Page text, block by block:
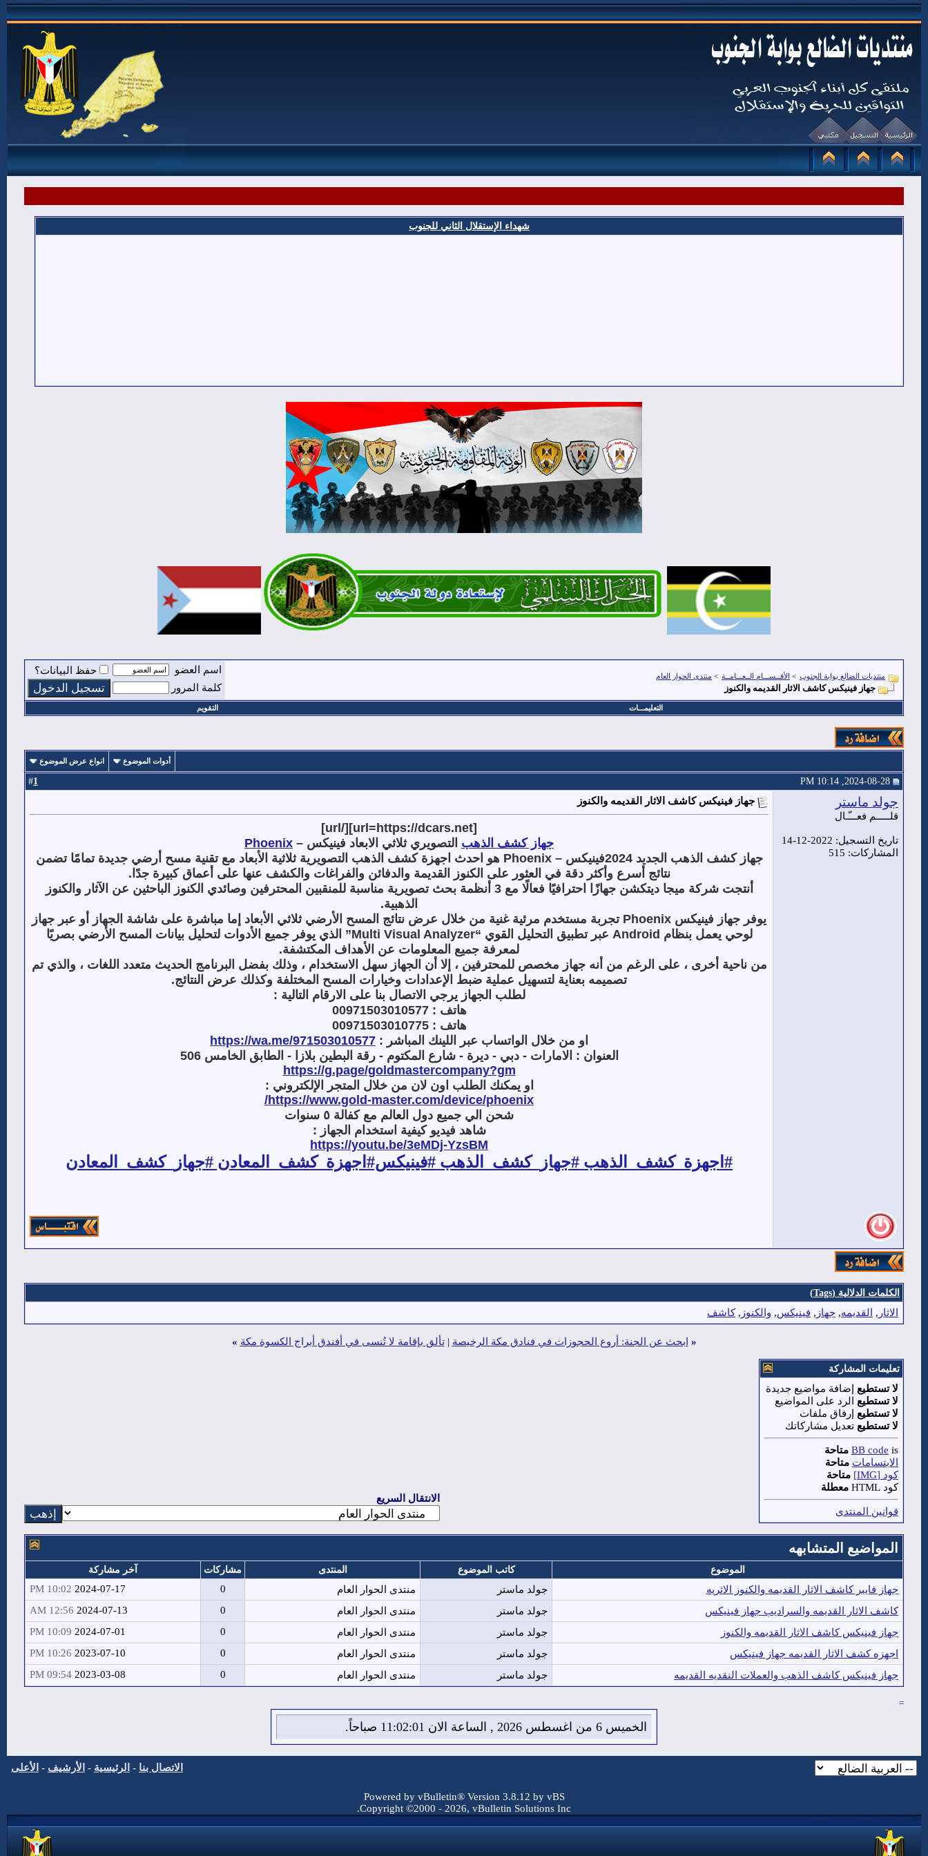
شهداء الإستقلال الثاني للجنوب
منتديات الضالع بوابة الجنوب > الأقــســـام الــعـــامــة > منتدى الحوار العام
جهاز فينيكس كاشف الاثار القديمه والكنوز
اسم العضو
حفظ البيانات؟
كلمة المرور
التعليمـــات التقويم
أدوات الموضوع انواع عرض الموضوع
1
جولد ماستر
قلـــــم فعـــّـال
تاريخ التسجيل: 2022-12-14
المشاركات: 515
جهاز فينيكس كاشف الاثار القديمه والكنوز
[
url=https://dcars.net]
[/url
]
جهاز كشف الذهب التصويري ثلاثي الابعاد فينيكس –
Phoenix
جهاز كشف الذهب الجديد 2024فينيكس
– Phoenix
هو احدث اجهزة كشف الذهب التصويرية ثلاثية الأبعاد مع تقنية مسح أرضي جديدة تمامًا تضمن
نتائج أسرع وأكثر دقة في العثور على الكنوز القديمة والدفائن والفراغات والكشف عنها على أعماق كبيرة جدًا .
أنتجت شركة ميجا ديتكشن جهازًا احترافيًا فعالًا مع 3 أنظمة بحث تصويرية مناسبة للمنقبين المحترفين وصائدي الكنوز الباحثين عن الآثار والكنوز
الذهبية.
يوفر جهاز فينيكس
تجربة مستخدم مرئية غنية من خلال عرض نتائج المسح الأرضي ثلاثي الأبعاد إما مباشرة على شاشة الجهاز أو عبر جهاز
لوحي يعمل بنظام
عبر تطبيق التحليل القوي “Multi Visual Analyzer”
الذي يوفر جميع الأدوات لتحليل بيانات المسح الأرضي بصريًا
لمعرفة جميع المعلومات عن الأهداف المكتشفة.
من ناحية أخرى ، على الرغم من أنه جهاز مخصص للمحترفين ، إلا أن الجهاز سهل الاستخدام ، وذلك بفضل البرنامج الحديث متعدد اللغات ، والذي تم
تصميمه بعناية لتسهيل عملية ضبط الإعدادات وخيارات المسح المختلفة وكذلك عرض النتائج.
لطلب الجهاز يرجي الاتصال بنا على الارقام التالية :
هاتف : 00971503010577
هاتف : 00971503010775
او من خلال الواتساب عبر اللينك المباشر :
https://wa.me/971503010577​​
العنوان : الامارات - دبي - ديرة - شارع المكتوم - رقة البطين بلازا - الطابق الخامس 506
https://g.page/goldmastercompany?gm
او يمكنك الطلب اون لان من خلال المتجر الإلكتروني :
https://www.gold-master.com/device/phoenix
/
شحن الي جميع دول العالم مع كفالة ٥ سنوات
شاهد فيديو كيفية استخدام الجهاز :
https://youtu.be/3eMDj-YzsBM
#اجهزة_كشف_الذهب​​ #جهاز_كشف_الذهب​​ #فينيكس​#اجهزة_كشف_المعادن​​ #جهاز_كشف_المعادن​​
الكلمات الدلالية (Tags)
الاثار , القديمه, جهاز , فينيكس, والكنوز ,كاشف
« ابحث عن الجنة: أروع الحجوزات في فنادق مكة الرخيصة |تألق بإقامة لا تُنسى في أفندق أبراج الكسوة مكة »
تعليمات المشاركة
لا تستطيع إضافة مواضيع جديدة
لا تستطيع الرد على المواضيع
لا تستطيع إرفاق ملفات
لا تستطيع تعديل مشاركاتك
BB code is
متاحة
الابتسامات متاحة
كود [IMG]
متاحة
كود HTML
معطلة
قوانين المنتدى
الانتقال السريع
المواضيع المتشابهه
الموضوع كاتب الموضوع المنتدى مشاركات آخر مشاركة
جهاز فايبر كاشف الاثار القديمه والكنوز الاثريه جولد ماستر منتدى الحوار العام 0
2024-07-17
10:02 PM
كاشف الاثار القديمه والسراديب جهاز فينيكس
جولد ماستر منتدى الحوار العام 0
2024-07-13
12:56 AM
جهاز فينيكس كاشف الاثار القديمه والكنوز
جولد ماستر منتدى الحوار العام 0
2024-07-01
10:09 PM
اجهزه كشف الاثار القديمه جهاز فينيكس
جولد ماستر منتدى الحوار العام 0
2023-07-10
10:26 PM
جهاز فينيكس كاشف الذهب والعملات النقديه القديمه
جولد ماستر منتدى الحوار العام 0
2023-03-08
09:54 PM
=
الخميس 6 من اغسطس 2026 , الساعة الان 11:02:02 صباحاً.
الاتصال بنا - الرئيسية - الأرشيف - الأعلى
Powered by vBulletin® Version 3.8.12 by vBS
Copyright ©2000 - 2026, vBulletin Solutions Inc.